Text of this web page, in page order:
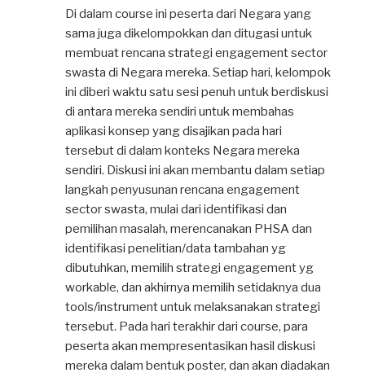
Di dalam course ini peserta dari Negara yang
sama juga dikelompokkan dan ditugasi untuk
membuat rencana strategi engagement sector
swasta di Negara mereka. Setiap hari, kelompok
ini diberi waktu satu sesi penuh untuk berdiskusi
di antara mereka sendiri untuk membahas
aplikasi konsep yang disajikan pada hari
tersebut di dalam konteks Negara mereka
sendiri. Diskusi ini akan membantu dalam setiap
langkah penyusunan rencana engagement
sector swasta, mulai dari identifikasi dan
pemilihan masalah, merencanakan PHSA dan
identifikasi penelitian/data tambahan yg
dibutuhkan, memilih strategi engagement yg
workable, dan akhirnya memilih setidaknya dua
tools/instrument untuk melaksanakan strategi
tersebut. Pada hari terakhir dari course, para
peserta akan mempresentasikan hasil diskusi
mereka dalam bentuk poster, dan akan diadakan